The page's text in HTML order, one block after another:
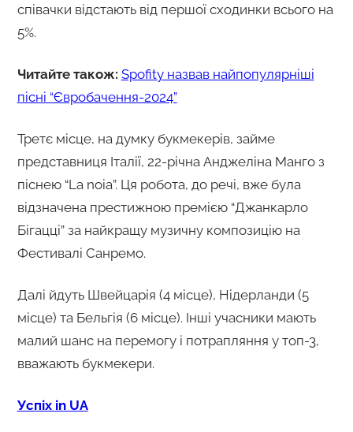
співачки відстають від першої сходинки всього на
5%.
Читайте також: Spofity назвав найпопулярніші
пісні “Євробачення-2024”
Третє місце, на думку букмекерів, займе
представниця Італії, 22-річна Анджеліна Манго з
піснею “La noia”. Ця робота, до речі, вже була
відзначена престижною премією “Джанкарло
Бігацці” за найкращу музичну композицію на
Фестивалі Санремо.
Далі йдуть Швейцарія (4 місце), Нідерланди (5
місце) та Бельгія (6 місце). Інші учасники мають
малий шанс на перемогу і потрапляння у топ-3,
вважають букмекери.
Успіх in UA